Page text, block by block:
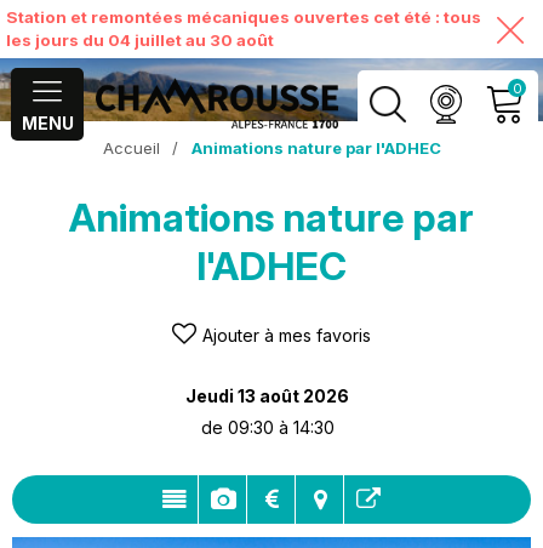
Station et remontées mécaniques ouvertes cet été : tous
les jours du 04 juillet au 30 août
MENU
0
MON COMPTE
VOIR MON PANIER
Accueil / Animations nature par l'ADHEC
Animations nature par
l'ADHEC
Ajouter à mes favoris
Jeudi 13 août 2026
de 09:30 à 14:30